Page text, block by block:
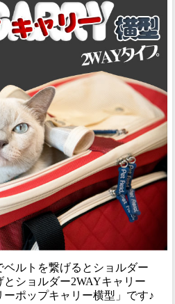
ルトを繋げるとショルダー
ショルダー2WAYキャリー
ポップキャリー横型」です♪